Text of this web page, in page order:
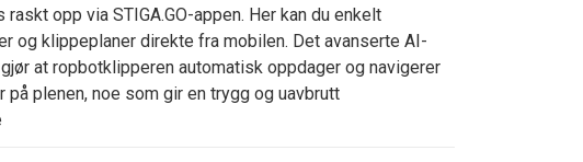
opp via STIGA.GO-appen. Her kan du enkelt
og klippeplaner direkte fra mobilen. Det avanserte AI-
at ropbotklipperen automatisk oppdager og navigerer
på plenen, noe som gir en trygg og uavbrutt